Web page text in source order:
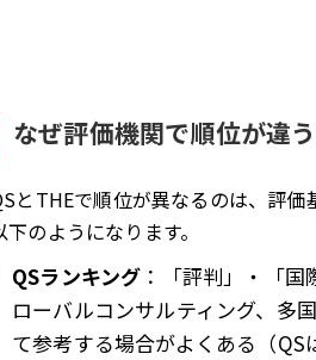
なぜ評価機関で順位が違
とTHEで順位が異なるのは、評価
下のようになります。
QSランキング ：「評判」・「
ローバルコンサルティング、多
て参考する場合がよくある（